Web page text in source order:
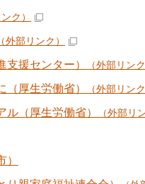
ク）
（外部リンク）
援センター） （外部リン
厚生労働省） （外部リン
（厚生労働省） （外部リ